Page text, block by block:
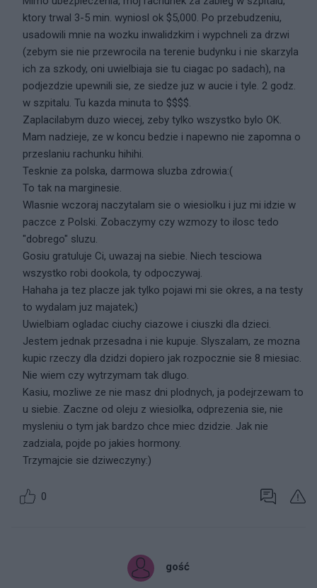
ktory trwal 3-5 min. wyniosl ok $5,000. Po przebudzeniu,
usadowili mnie na wozku inwalidzkim i wypchneli za drzwi
(zebym sie nie przewrocila na terenie budynku i nie skarzyla
ich za szkody, oni uwielbiaja sie tu ciagac po sadach), na
podjezdzie upewnili sie, ze siedze juz w aucie i tyle. 2 godz.
w szpitalu. Tu kazda minuta to $$$$.
Zaplacilabym duzo wiecej, zeby tylko wszystko bylo OK.
Mam nadzieje, ze w koncu bedzie i napewno nie zapomna o
przeslaniu rachunku hihihi.
Tesknie za polska, darmowa sluzba zdrowia:(
To tak na marginesie.
Wlasnie wczoraj naczytalam sie o wiesiolku i juz mi idzie w
paczce z Polski. Zobaczymy czy wzmozy to ilosc tedo
"dobrego" sluzu.
Gosiu gratuluje Ci, uwazaj na siebie. Niech tesciowa
wszystko robi dookola, ty odpoczywaj.
Hahaha ja tez placze jak tylko pojawi mi sie okres, a na testy
to wydalam juz majatek;)
Uwielbiam ogladac ciuchy ciazowe i ciuszki dla dzieci.
Jestem jednak przesadna i nie kupuje. Slyszalam, ze mozna
kupic rzeczy dla dzidzi dopiero jak rozpocznie sie 8 miesiac.
Nie wiem czy wytrzymam tak dlugo.
Kasiu, mozliwe ze nie masz dni plodnych, ja podejrzewam to
u siebie. Zaczne od oleju z wiesiolka, odprezenia sie, nie
mysleniu o tym jak bardzo chce miec dzidzie. Jak nie
zadziala, pojde po jakies hormony.
Trzymajcie sie dziweczyny:)
0
gość